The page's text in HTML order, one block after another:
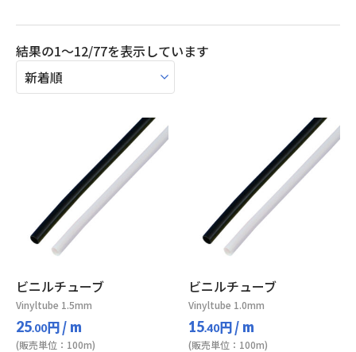
結果の1～12/77を表示しています
ビニルチューブ
Vinyltube 1.5mm
25.00円/ m
(販売単位：100m)
ビニルチューブ
Vinyltube 1.0mm
15.40円/ m
(販売単位：100m)